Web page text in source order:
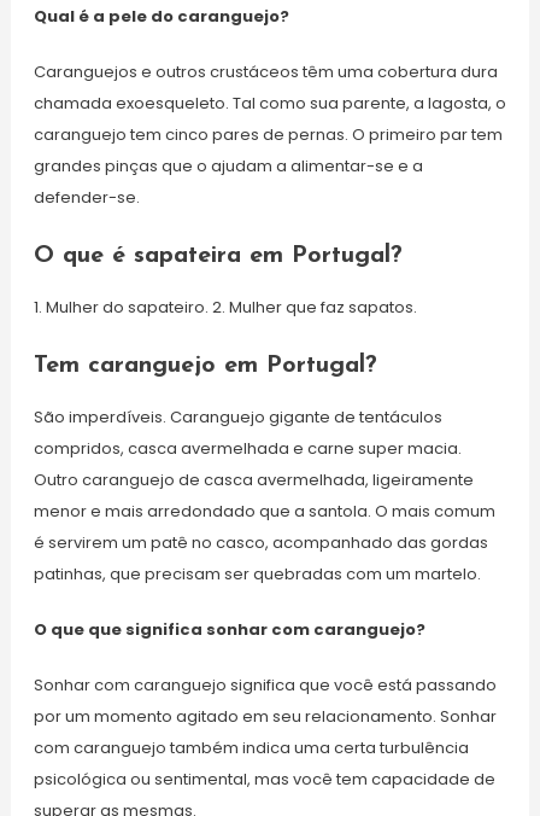
Qual é a pele do caranguejo?
Caranguejos e outros crustáceos têm uma cobertura dura
chamada exoesqueleto. Tal como sua parente, a lagosta, o
caranguejo tem cinco pares de pernas. O primeiro par tem
grandes pinças que o ajudam a alimentar-se e a
defender-se.
O que é sapateira em Portugal?
1. Mulher do sapateiro. 2. Mulher que faz sapatos.
Tem caranguejo em Portugal?
São imperdíveis. Caranguejo gigante de tentáculos
compridos, casca avermelhada e carne super macia.
Outro caranguejo de casca avermelhada, ligeiramente
menor e mais arredondado que a santola. O mais comum
é servirem um patê no casco, acompanhado das gordas
patinhas, que precisam ser quebradas com um martelo.
O que que significa sonhar com caranguejo?
Sonhar com caranguejo significa que você está passando
por um momento agitado em seu relacionamento. Sonhar
com caranguejo também indica uma certa turbulência
psicológica ou sentimental, mas você tem capacidade de
superar as mesmas.